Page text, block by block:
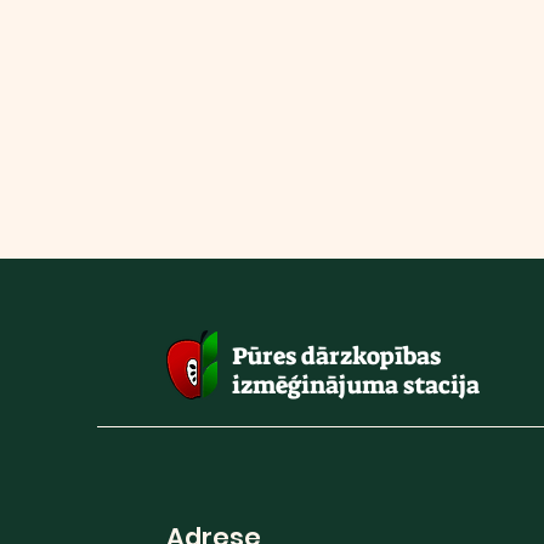
Pūres dārzkopības
izmēģinājuma stacija